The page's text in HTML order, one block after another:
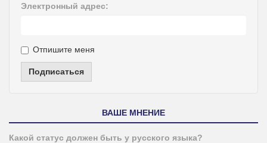
Электронный адрес:
Отпишите меня
Подписаться
ВАШЕ МНЕНИЕ
Какой статус должен быть у русского языка?